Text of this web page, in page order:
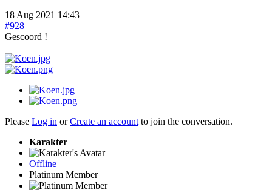
18 Aug 2021 14:43
#928
Gescoord !
Please Log in orCreate an account to join the conversation.
Karakter
Offline
Platinum Member